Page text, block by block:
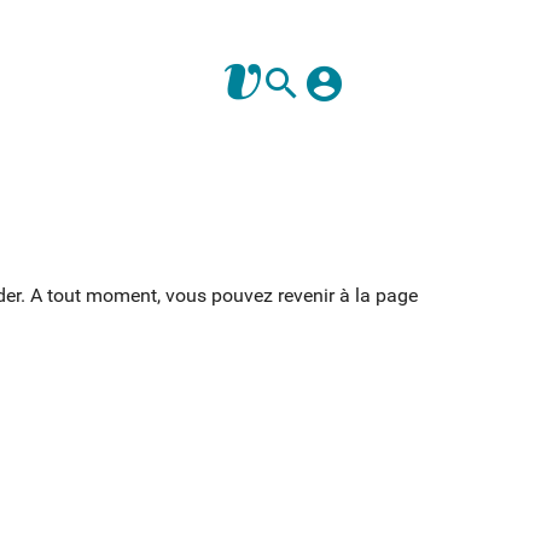
A tout moment, vous pouvez revenir à la page